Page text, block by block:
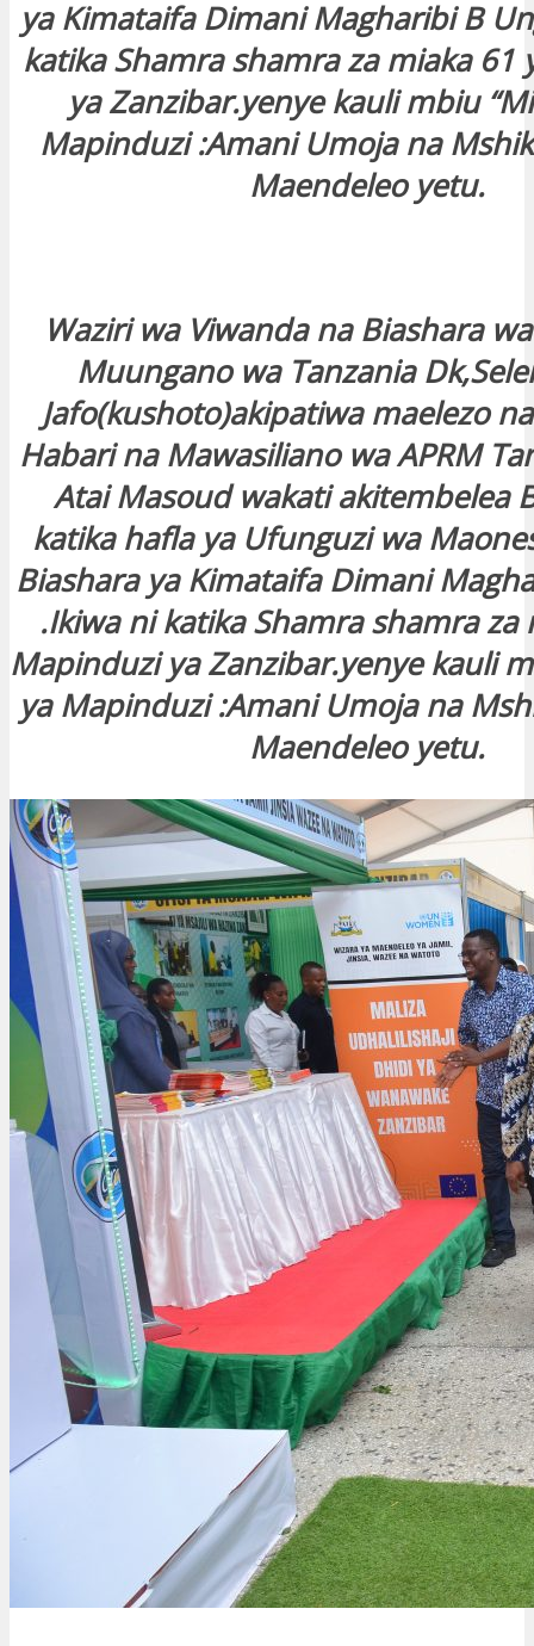
ya Kimataifa Dimani Magharibi B
katika Shamra shamra za miaka 61
ya Zanzibar.yenye kauli mbiu
Mapinduzi :Amani Umoja na
Maendeleo yetu.
Waziri wa Viwanda na Biashara
Muungano wa Tanzania
Jafo(kushoto)akipatiwa maelezo
Habari na Mawasiliano wa APRM
Atai Masoud wakati akitembelea
katika hafla ya Ufunguzi wa
Biashara ya Kimataifa Dimani
.Ikiwa ni katika Shamra shamra za
Mapinduzi ya Zanzibar.yenye kauli
ya Mapinduzi :Amani Umoja na
Maendeleo yetu.